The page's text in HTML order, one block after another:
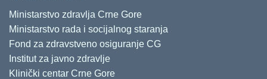
Ministarstvo zdravlja Crne Gore
Ministarstvo rada i socijalnog staranja
Fond za zdravstveno osiguranje CG
Institut za javno zdravlje
Klinički centar Crne Gore